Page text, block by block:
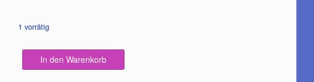
1 vorrätig
In den Warenkorb